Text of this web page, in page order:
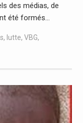
des médias, de
été formés…
, lutte, VBG,